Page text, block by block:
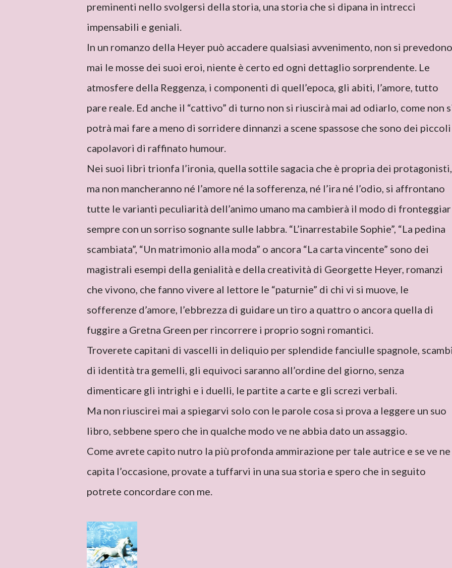
preminenti nello svolgersi della storia, una storia che si dipana in intrecci
impensabili e geniali.
In un romanzo della Heyer può accadere qualsiasi avvenimento, non si prevedono
mai le mosse dei suoi eroi, niente è certo ed ogni dettaglio sorprendente. Le
atmosfere della Reggenza, i componenti di quell’epoca, gli abiti, l’amore, tutto
pare reale. Ed anche il “cattivo” di turno non si riuscirà mai ad odiarlo, come non
potrà mai fare a meno di sorridere dinnanzi a scene spassose che sono dei piccoli
capolavori di raffinato humour.
Nei suoi libri trionfa l’ironia, quella sottile sagacia che è propria dei protagonisti,
ma non mancheranno né l’amore né la sofferenza, né l’ira né l’odio, si affrontano
tutte le varianti peculiarità dell’animo umano ma cambierà il modo di
sempre con un sorriso sognante sulle labbra. “L’inarrestabile Sophie”, “La pedina
scambiata”, “Un matrimonio alla moda” o ancora “La carta vincente” sono dei
magistrali esempi della genialità e della creatività di Georgette Heyer, romanzi
che vivono, che fanno vivere al lettore le “paturnie” di chi vi si muove, le
sofferenze d’amore, l’ebbrezza di guidare un tiro a quattro o ancora quella di
fuggire a Gretna Green per rincorrere i proprio sogni romantici.
Troverete capitani di vascelli in deliquio per splendide fanciulle spagnole,
di identità tra gemelli, gli equivoci saranno all’ordine del giorno, senza
dimenticare gli intrighi e i duelli, le partite a carte e gli screzi verbali.
Ma non riuscirei mai a spiegarvi solo con le parole cosa si prova a leggere un suo
libro, sebbene spero che in qualche modo ve ne abbia dato un assaggio.
Come avrete capito nutro la più profonda ammirazione per tale autrice e se ve ne
capita l’occasione, provate a tuffarvi in una sua storia e spero che in seguito
potrete concordare con me.